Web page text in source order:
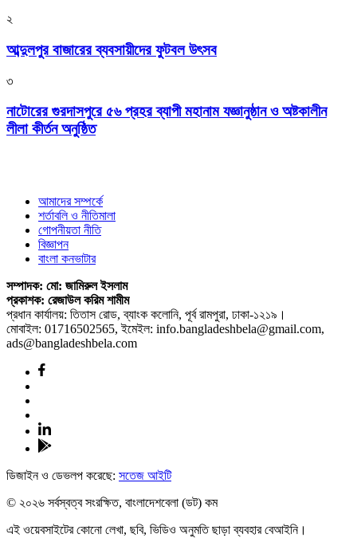
২
আব্দুলপুর বাজারের ব্যবসায়ীদের ফুটবল উৎসব
৩
নাটোরের গুরদাসপুরে ৫৬ প্রহর ব্যাপী মহানাম যজ্ঞানুষ্ঠান ও অষ্টকালীন
লীলা কীর্তন অনুষ্ঠিত
আমাদের সম্পর্কে
শর্তাবলি ও নীতিমালা
গোপনীয়তা নীতি
বিজ্ঞাপন
বাংলা কনভাটার
সম্পাদক: মো: জামিরুল ইসলাম
প্রকাশক: রেজাউল করিম শামীম
প্রধান কার্যালয়: তিতাস রোড, ব্যাংক কলোনি, পূর্ব রামপুরা, ঢাকা-১২১৯।
মোবাইল: 01716502565, ইমেইল: info.bangladeshbela@gmail.com,
ads@bangladeshbela.com
ডিজাইন ও ডেভলপ করেছে: সতেজ আইটি
© ২০২৬ সর্বস্বত্ব সংরক্ষিত, বাংলাদেশবেলা (ডট) কম
এই ওয়েবসাইটের কোনো লেখা, ছবি, ভিডিও অনুমতি ছাড়া ব্যবহার বেআইনি।